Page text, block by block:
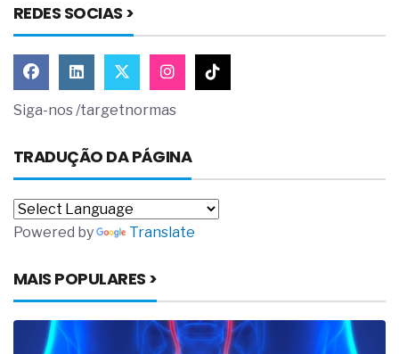
REDES SOCIAS >
Siga-nos /targetnormas
TRADUÇÃO DA PÁGINA
Powered by Translate
MAIS POPULARES >